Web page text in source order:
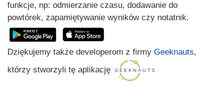
funkcje, np: odmierzanie czasu, dodawanie do
powtórek, zapamiętywanie wyników czy notatnik.
Dziękujemy także developerom z firmy Geeknauts,
którzy stworzyli tę aplikację